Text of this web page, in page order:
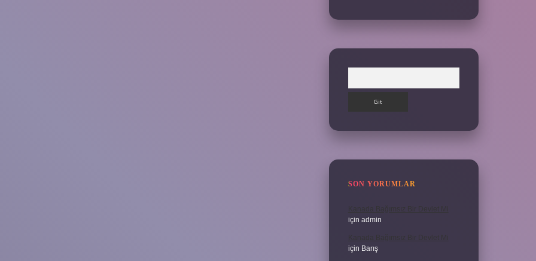
SON YORUMLAR
Kanada Bağımsız Bir Devlet Mi
için admin
Kanada Bağımsız Bir Devlet Mi
için Barış